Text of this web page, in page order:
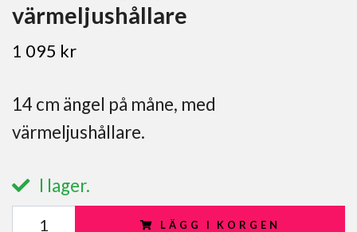
värmeljushållare
1 095 kr
14 cm ängel på måne, med
värmeljushållare.
I lager.
LÄGG I KORGEN